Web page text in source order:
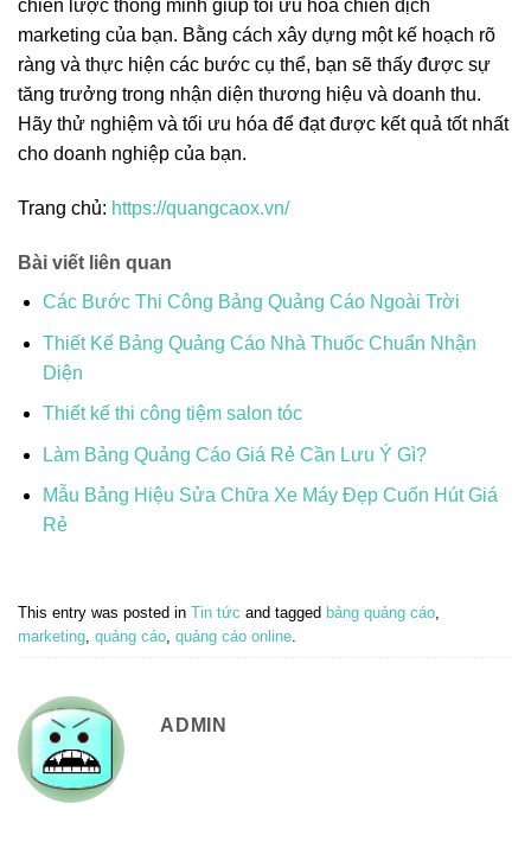
chiến lược thông minh giúp tối ưu hóa chiến dịch
marketing của bạn. Bằng cách xây dựng một kế hoạch rõ
ràng và thực hiện các bước cụ thể, bạn sẽ thấy được sự
tăng trưởng trong nhận diện thương hiệu và doanh thu.
Hãy thử nghiệm và tối ưu hóa để đạt được kết quả tốt nhất
cho doanh nghiệp của bạn.
Trang chủ: https://quangcaox.vn/
Bài viết liên quan
Các Bước Thi Công Bảng Quảng Cáo Ngoài Trời
Thiết Kế Bảng Quảng Cáo Nhà Thuốc Chuẩn Nhận
Diện
Thiết kế thi công tiệm salon tóc
Làm Bảng Quảng Cáo Giá Rẻ Cần Lưu Ý Gì?
Mẫu Bảng Hiệu Sửa Chữa Xe Máy Đẹp Cuốn Hút Giá
Rẻ
This entry was posted in Tin tức and tagged bảng quảng cáo
marketing quảng cáo quảng cáo online
ADMIN